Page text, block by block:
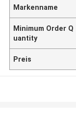
Markenname
Minimum Order Q
uantity
Preis